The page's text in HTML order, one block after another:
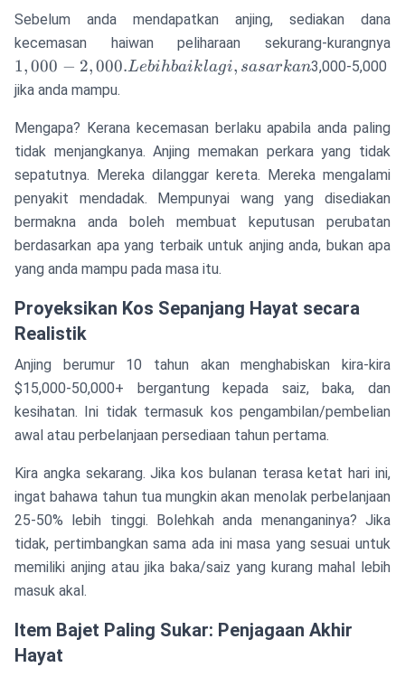
Sebelum anda mendapatkan anjing, sediakan dana
kecemasan haiwan peliharaan sekurang-kurangnya
1,000 − 2,000.Lebihbaiklagi, sasarkan3,000-5,000
jika anda mampu.
Mengapa? Kerana kecemasan berlaku apabila anda paling
tidak menjangkanya. Anjing memakan perkara yang tidak
sepatutnya. Mereka dilanggar kereta. Mereka mengalami
penyakit mendadak. Mempunyai wang yang disediakan
bermakna anda boleh membuat keputusan perubatan
berdasarkan apa yang terbaik untuk anjing anda, bukan apa
yang anda mampu pada masa itu.
Proyeksikan Kos Sepanjang Hayat secara
Realistik
Anjing berumur 10 tahun akan menghabiskan kira-kira
$15,000-50,000+ bergantung kepada saiz, baka, dan
kesihatan. Ini tidak termasuk kos pengambilan/pembelian
awal atau perbelanjaan persediaan tahun pertama.
Kira angka sekarang. Jika kos bulanan terasa ketat hari ini,
ingat bahawa tahun tua mungkin akan menolak perbelanjaan
25-50% lebih tinggi. Bolehkah anda menanganinya? Jika
tidak, pertimbangkan sama ada ini masa yang sesuai untuk
memiliki anjing atau jika baka/saiz yang kurang mahal lebih
masuk akal.
Item Bajet Paling Sukar: Penjagaan Akhir
Hayat